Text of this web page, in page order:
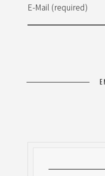
E-Mail (required)